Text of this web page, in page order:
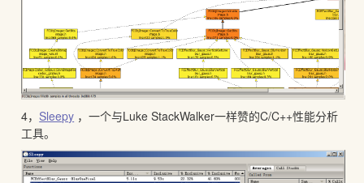
4，Sleepy ，一个与Luke StackWalker一样赞的C/C++性能分析
工具。